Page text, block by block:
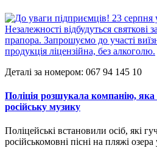
Деталі за номером: 067 94 145 10
Поліція розшукала компанію, яка
російську музику
Поліцейські встановили осіб, які
російськомовні пісні на пляжі